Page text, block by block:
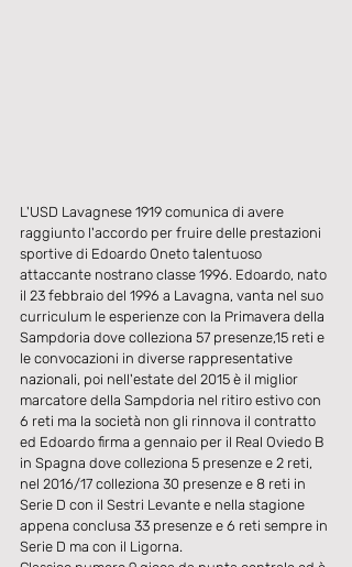
L'USD Lavagnese 1919 comunica di avere
raggiunto l'accordo per fruire delle prestazioni
sportive di Edoardo Oneto talentuoso
attaccante nostrano classe 1996. Edoardo, nato
il 23 febbraio del 1996 a Lavagna, vanta nel suo
curriculum le esperienze con la Primavera della
Sampdoria dove colleziona 57 presenze,15 reti e
le convocazioni in diverse rappresentative
nazionali, poi nell'estate del 2015 è il miglior
marcatore della Sampdoria nel ritiro estivo con
6 reti ma la società non gli rinnova il contratto
ed Edoardo firma a gennaio per il Real Oviedo B
in Spagna dove colleziona 5 presenze e 2 reti,
nel 2016/17 colleziona 30 presenze e 8 reti in
Serie D con il Sestri Levante e nella stagione
appena conclusa 33 presenze e 6 reti sempre in
Serie D ma con il Ligorna.